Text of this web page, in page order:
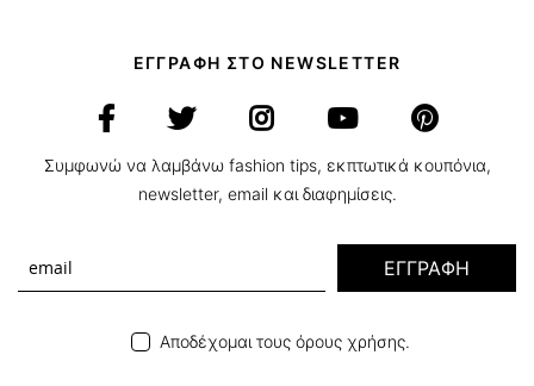
ΕΓΓΡΑΦΗ ΣΤΟ NEWSLETTER
Συμφωνώ να λαμβάνω fashion tips, εκπτωτικά κουπόνια,
newsletter, email και διαφημίσεις.
ΕΓΓΡΑΦΗ
Αποδέχομαι τους όρους χρήσης.